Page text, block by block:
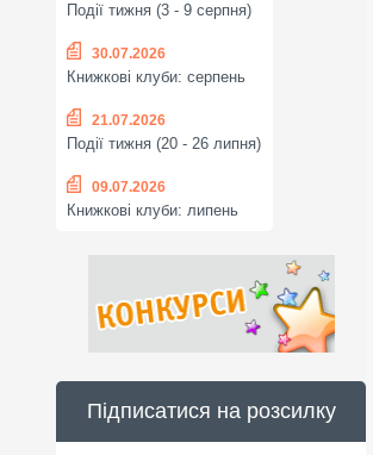
Події тижня (3 - 9 серпня)
30.07.2026
Книжкові клуби: серпень
21.07.2026
Події тижня (20 - 26 липня)
09.07.2026
Книжкові клуби: липень
Підписатися на розсилку